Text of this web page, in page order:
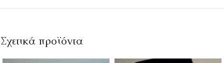
Σχετικά προϊόντα